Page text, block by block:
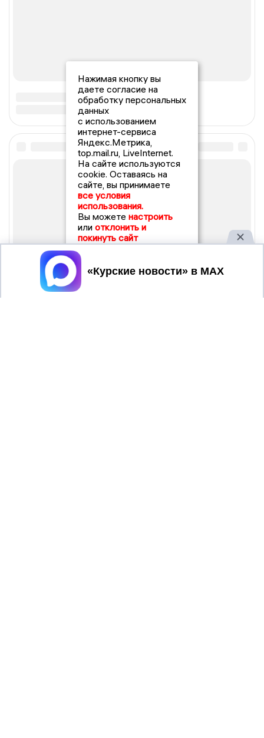
Нажимая кнопку вы
даете согласие на
обработку персональных
данных
с использованием
интернет-сервиса
Яндекс.Метрика,
top.mail.ru, LiveInternet.
На сайте используются
cookie. Оставаясь на
сайте, вы принимаете
все условия
использования.
Вы можете настроить
или отклонить и
покинуть сайт
Принять